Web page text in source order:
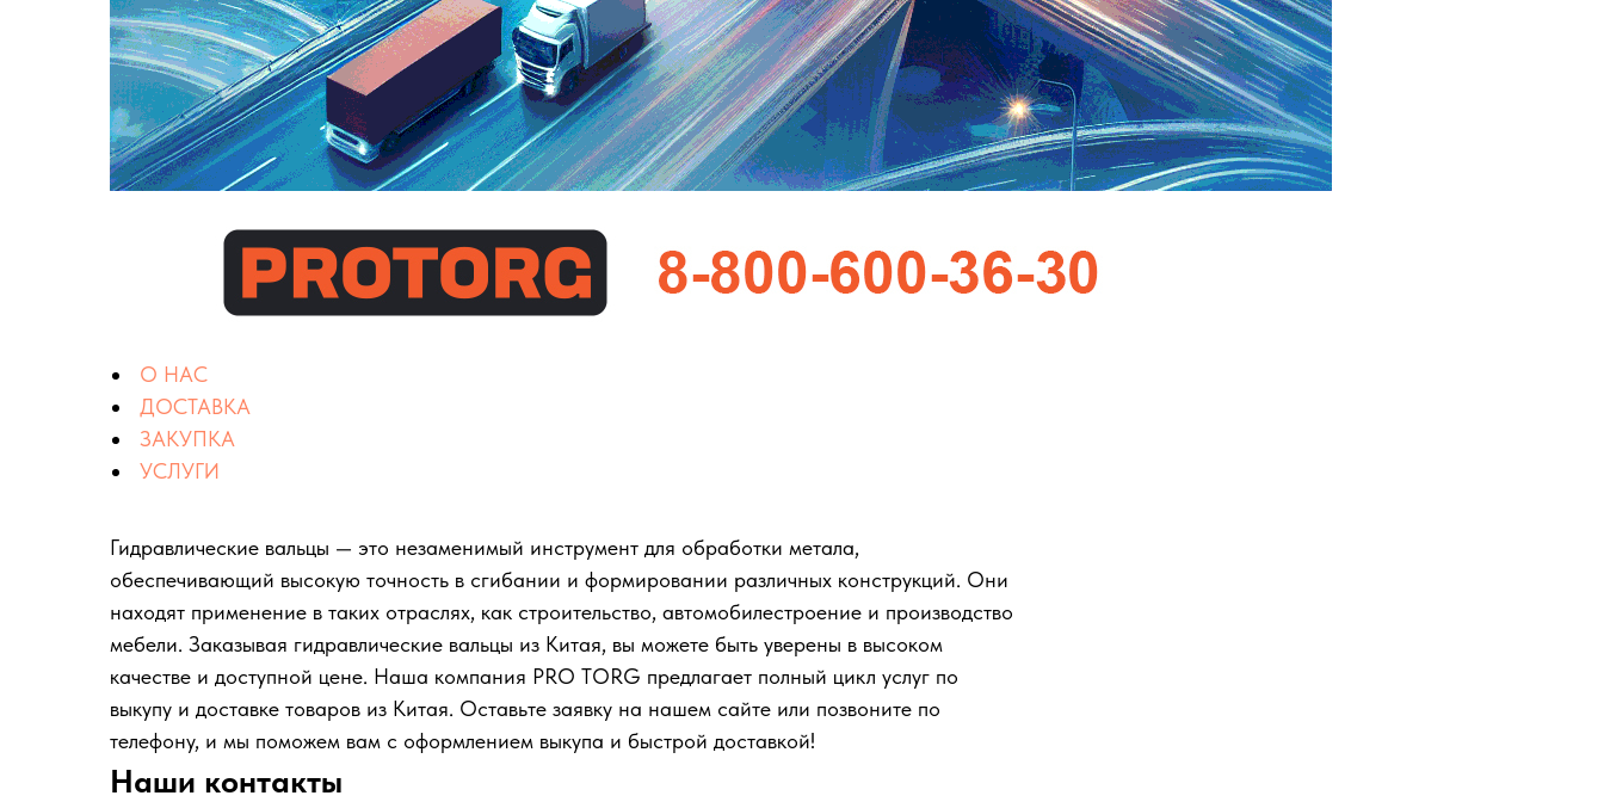
О НАС
ДОСТАВКА
ЗАКУПКА
УСЛУГИ
Гидравлические вальцы — это незаменимый инструмент для обработки метала,
обеспечивающий высокую точность в сгибании и формировании различных конструкций. Они
находят применение в таких отраслях, как строительство, автомобилестроение и производство
мебели. Заказывая гидравлические вальцы из Китая, вы можете быть уверены в высоком
качестве и доступной цене. Наша компания PRO TORG предлагает полный цикл услуг по
выкупу и доставке товаров из Китая. Оставьте заявку на нашем сайте или позвоните по
телефону, и мы поможем вам с оформлением выкупа и быстрой доставкой!
Наши контакты